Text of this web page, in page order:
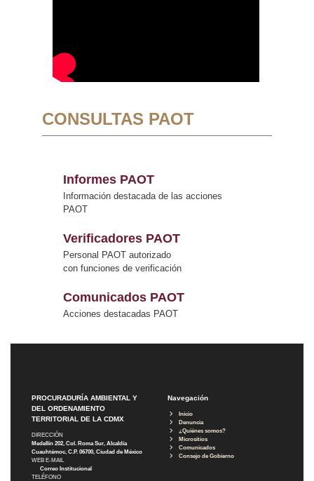
CONSULTAS PAOT
Informes PAOT
Información destacada de las acciones
PAOT
Verificadores PAOT
Personal PAOT autorizado
con funciones de verificación
Comunicados PAOT
Acciones destacadas PAOT
PROCURADURÍA AMBIENTAL Y
DEL ORDENAMIENTO
TERRITORIAL DE LA CDMX
DIRECCIÓN
Medellín 202, Col. Roma Sur, Alcaldía
Cuauhtémoc, C.P. 06700, Ciudad de México
WEB E-MAIL
Correo Institucional
TELÉFONO
Navegación
Inicio
Denuncia
¿Quiénes somos?
Micrositios
Comunicados
Consejo de Gobierno